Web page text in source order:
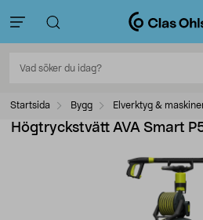
Startsida Bygg Elverktyg &
Högtryckstvätt AVA Smart